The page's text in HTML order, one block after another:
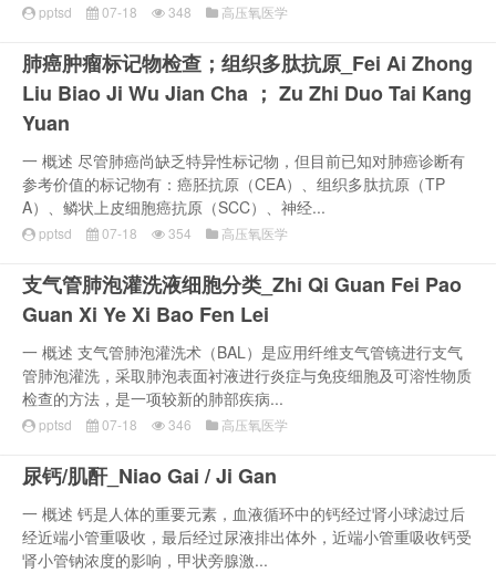
pptsd 07-18 348 高压氧医学
肺癌肿瘤标记物检查；组织多肽抗原_Fei Ai Zhong
Liu Biao Ji Wu Jian Cha ； Zu Zhi Duo Tai Kang
Yuan
一 概述 尽管肺癌尚缺乏特异性标记物，但目前已知对肺癌诊断有
参考价值的标记物有：癌胚抗原（CEA）、组织多肽抗原（TP
A）、鳞状上皮细胞癌抗原（SCC）、神经...
pptsd 07-18 354 高压氧医学
支气管肺泡灌洗液细胞分类_Zhi Qi Guan Fei Pao
Guan Xi Ye Xi Bao Fen Lei
一 概述 支气管肺泡灌洗术（BAL）是应用纤维支气管镜进行支气
管肺泡灌洗，采取肺泡表面衬液进行炎症与免疫细胞及可溶性物质
检查的方法，是一项较新的肺部疾病...
pptsd 07-18 346 高压氧医学
尿钙/肌酐_Niao Gai / Ji Gan
一 概述 钙是人体的重要元素，血液循环中的钙经过肾小球滤过后
经近端小管重吸收，最后经过尿液排出体外，近端小管重吸收钙受
肾小管钠浓度的影响，甲状旁腺激...